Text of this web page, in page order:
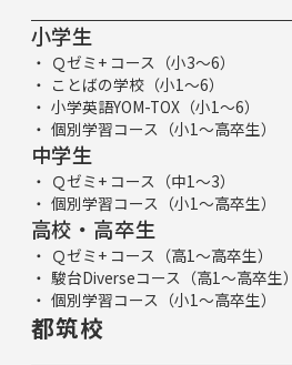
小学生
Ｑゼミ+ コース（小3～6）
ことばの学校（小1～6）
小学英語YOM-TOX（小1～6）
個別学習コース（小1～高卒生）
中学生
Ｑゼミ+ コース（中1～3）
個別学習コース（小1～高卒生）
高校・高卒生
Ｑゼミ+ コース（高1～高卒生）
駿台Diverseコース（高1～高卒生）
個別学習コース（小1～高卒生）
都筑校